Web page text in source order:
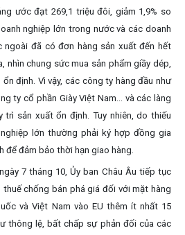
ước đạt 269,1 triệu đôi, giảm 1,9% so
nghiệp lớn trong nước và các doanh
ngoài đã có đơn hàng sản xuất đến hết
nhìn chung sức mua sản phẩm giầy dép,
định. Vì vậy, các công ty hàng đầu như
ty cổ phần Giày Việt Nam… và các làng
trì sản xuất ổn định. Tuy nhiên, do thiếu
lớn thường phải ký hợp đồng gia
để đảm bảo thời hạn giao hàng.
7 tháng 10, Ủy ban Châu Âu tiếp tục
chống bán phá giá đối với mặt hàng
và Việt Nam vào EU thêm ít nhất 15
thông lệ, bất chấp sự phản đối của các